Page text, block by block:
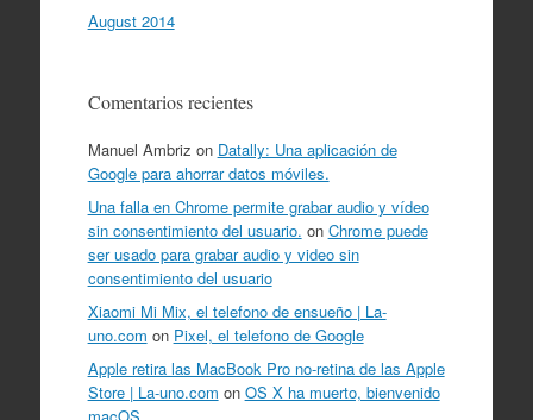
August 2014
Comentarios recientes
Manuel Ambriz on Datally: Una aplicación de
Google para ahorrar datos móviles.
Una falla en Chrome permite grabar audio y vídeo
sin consentimiento del usuario. on Chrome puede
ser usado para grabar audio y video sin
consentimiento del usuario
Xiaomi Mi Mix, el telefono de ensueño | La-
uno.com on Pixel, el telefono de Google
Apple retira las MacBook Pro no-retina de las Apple
Store | La-uno.com on OS X ha muerto, bienvenido
macOS